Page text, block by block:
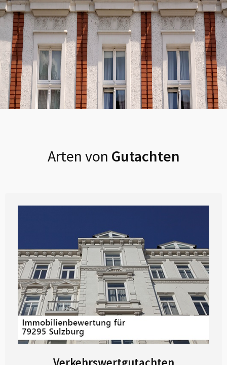
Arten von Gutachten